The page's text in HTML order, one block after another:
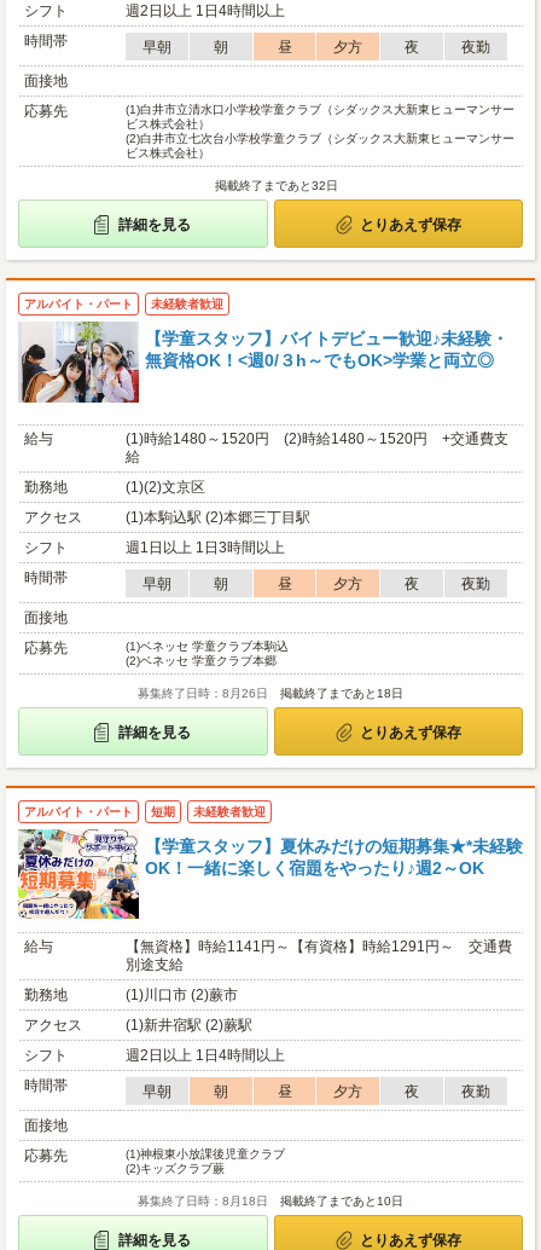
シフト
週2日以上 1日4時間以上
時間帯
早朝 朝 昼 夕方 夜
夜勤
面接地
応募先
(1)白井市立清水口小学校学童クラブ（シダックス大新東ヒューマンサー
ビス株式会社）
(2)白井市立七次台小学校学童クラブ（シダックス大新東ヒューマンサー
ビス株式会社）
掲載終了まであと32日
詳細を見る とりあえず保存
アルバイト・パート 未経験者歓迎
【学童スタッフ】バイトデビュー歓迎♪未経験・
無資格OK！<週0/３h～でもOK>学業と両立◎
給与
(1)時給1480～1520円 (2)時給1480～1520円 +交通費支
給
勤務地
(1)(2)文京区
アクセス
(1)本駒込駅 (2)本郷三丁目駅
シフト
週1日以上 1日3時間以上
時間帯
早朝 朝 昼 夕方 夜
夜勤
面接地
応募先
(1)ベネッセ 学童クラブ本駒込
(2)ベネッセ 学童クラブ本郷
募集終了日時：8月26日 掲載終了まであと18日
詳細を見る とりあえず保存
アルバイト・パート 短期 未経験者歓迎
【学童スタッフ】夏休みだけの短期募集★*未経験
OK！一緒に楽しく宿題をやったり♪週2～OK
給与
【無資格】時給1141円～【有資格】時給1291円～ 交通費
別途支給
勤務地
(1)川口市 (2)蕨市
アクセス
(1)新井宿駅 (2)蕨駅
シフト
週2日以上 1日4時間以上
時間帯
早朝 朝 昼 夕方 夜
夜勤
面接地
応募先
(1)神根東小放課後児童クラブ
(2)キッズクラブ蕨
募集終了日時：8月18日 掲載終了まであと10日
詳細を見る とりあえず保存